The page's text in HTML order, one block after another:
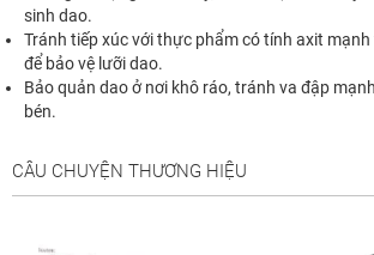
sinh dao.
Tránh tiếp xúc với thực phẩm có tính axit
để bảo vệ lưỡi dao.
Bảo quản dao ở nơi khô ráo, tránh va đập
bén.
CÂU CHUYỆN THƯƠNG HIỆU